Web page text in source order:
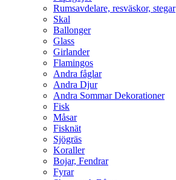
Rumsavdelare, resväskor, stegar
Skal
Ballonger
Glass
Girlander
Flamingos
Andra fåglar
Andra Djur
Andra Sommar Dekorationer
Fisk
Måsar
Fisknät
Sjögräs
Koraller
Bojar, Fendrar
Fyrar